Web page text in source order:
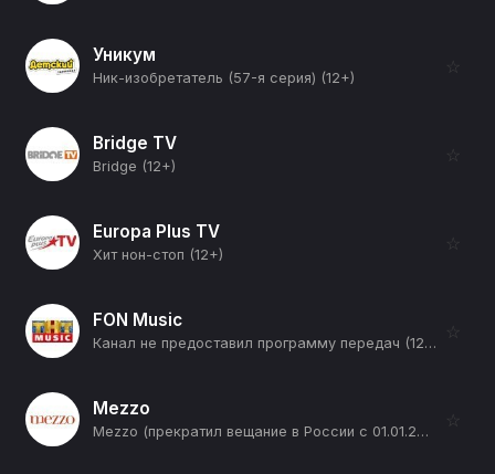
Уникум
Ник-изобретатель (57-я серия) (12+)
☆
Bridge TV
Bridge (12+)
☆
Europa Plus TV
Хит нон-стоп (12+)
☆
FON Music
Канал не предоставил программу передач (12+)
☆
Mezzo
Mezzo (прекратил вещание в России с 01.01.2026) (12+)
☆